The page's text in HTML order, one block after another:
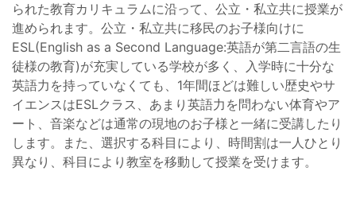
られた教育カリキュラムに沿って、公立・私立共に授業が
進められます。公立・私立共に移民のお子様向けに
ESL(English as a Second Language:英語が第二言語の生
徒様の教育)が充実している学校が多く、入学時に十分な
英語力を持っていなくても、1年間ほどは難しい歴史やサ
イエンスはESLクラス、あまり英語力を問わない体育やア
ート、音楽などは通常の現地のお子様と一緒に受講したり
します。また、選択する科目により、時間割は一人ひとり
異なり、科目により教室を移動して授業を受けます。